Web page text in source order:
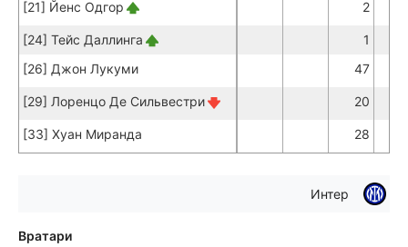
[21] Йенс Одгор 2
[24] Тейс Даллинга
1
[26] Джон Лукуми
47
[29] Лоренцо Де Сильвестри 20
[33] Хуан Миранда 28
Интер
Вратари